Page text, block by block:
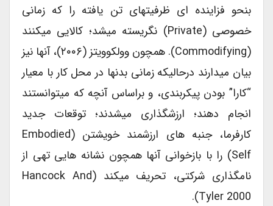
بنحو فزاینده ای ظرفیتهای تن یافته را که زمانی
خصوصی (private) نگریسته میشد؛ کالایی میکنند
(commodifying). همچون وولکوویتز (۲۰۰۶)، آنها نیز
بیان میدارند درحالیکه زمانی بدنها در محل کار با معیار
“کارا” بودن پیکربندی، و براساس آنچه که میتوانستند
انجام دهند؛ ارزشگذاری میشدند؛ توقعات جدید
کارفرما، جنبه های ارزشمند خویشتن (embodied
Self) را با بازخوانی آنها همچون نشانه هایی تهی از
نامگذاری شرکتی، تحریف میکند (Hancock And
Tyler 2000).